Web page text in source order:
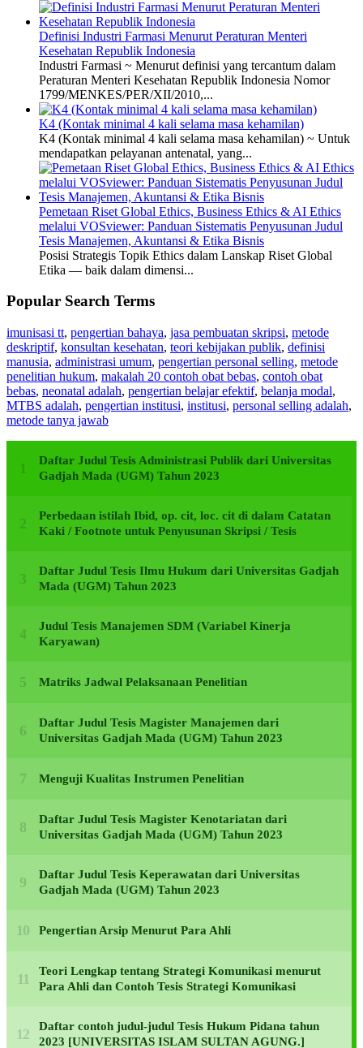
Definisi Industri Farmasi Menurut Peraturan Menteri
Kesehatan Republik Indonesia
Industri Farmasi ~ Menurut definisi yang tercantum dalam
Peraturan Menteri Kesehatan Republik Indonesia Nomor
1799/MENKES/PER/XII/2010,...
K4 (Kontak minimal 4 kali selama masa kehamilan)
K4 (Kontak minimal 4 kali selama masa kehamilan) ~ Untuk
mendapatkan pelayanan antenatal, yang...
Pemetaan Riset Global Ethics, Business Ethics & AI Ethics
melalui VOSviewer: Panduan Sistematis Penyusunan Judul
Tesis Manajemen, Akuntansi & Etika Bisnis
Posisi Strategis Topik Ethics dalam Lanskap Riset Global
Etika — baik dalam dimensi...
Popular Search Terms
imunisasi tt, pengertian bahaya, jasa pembuatan skripsi, metode
deskriptif, konsultan kesehatan, teori kebijakan publik, definisi
manusia, administrasi umum, pengertian personal selling, metode
penelitian hukum, makalah 20 contoh obat bebas, contoh obat
bebas, neonatal adalah, pengertian belajar efektif, belanja modal,
MTBS adalah, pengertian institusi, institusi, personal selling adalah,
metode tanya jawab
Daftar Judul Tesis Administrasi Publik dari Universitas
Gadjah Mada (UGM) Tahun 2023
Perbedaan istilah Ibid, op. cit, loc. cit di dalam Catatan
Kaki / Footnote untuk Penyusunan Skripsi / Tesis
Daftar Judul Tesis Ilmu Hukum dari Universitas Gadjah
Mada (UGM) Tahun 2023
Judul Tesis Manajemen SDM (Variabel Kinerja
Karyawan)
Matriks Jadwal Pelaksanaan Penelitian
Daftar Judul Tesis Magister Manajemen dari
Universitas Gadjah Mada (UGM) Tahun 2023
Menguji Kualitas Instrumen Penelitian
Daftar Judul Tesis Magister Kenotariatan dari
Universitas Gadjah Mada (UGM) Tahun 2023
Daftar Judul Tesis Keperawatan dari Universitas
Gadjah Mada (UGM) Tahun 2023
Pengertian Arsip Menurut Para Ahli
Teori Lengkap tentang Strategi Komunikasi menurut
Para Ahli dan Contoh Tesis Strategi Komunikasi
Daftar contoh judul-judul Tesis Hukum Pidana tahun
2023 [UNIVERSITAS ISLAM SULTAN AGUNG.]